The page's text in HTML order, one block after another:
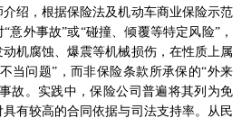
绍，根据保险法及机动车商业保险示范
意外事故”或“碰撞、倾覆等特定风险”，
机腐蚀、爆震等机械损伤，在性质上属
当问题”，而非保险条款所承保的“外来
故。实践中，保险公司普遍将其列为免
有较高的合同依据与司法支持率。从民